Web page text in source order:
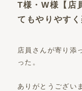
T様・W様【店
てもやりやすく
店員さんが寄り添
った。
ありがとうござい